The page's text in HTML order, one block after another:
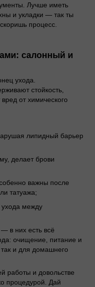
Лучше иметь
и укладки — так ты
процесс.
салонный и
ухода.
стойкость,
от химического
липидный барьер
делает брови
важны после
татуажа;
между
в них есть всё
очищение, питание и
и для домашнего
работы и довольстве
процедурой. Дай